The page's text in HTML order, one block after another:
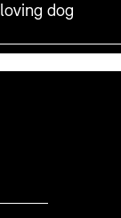
dog